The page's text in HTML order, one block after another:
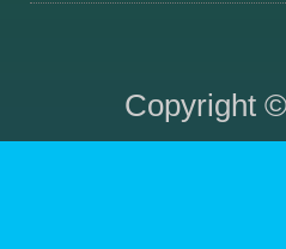
Copyright